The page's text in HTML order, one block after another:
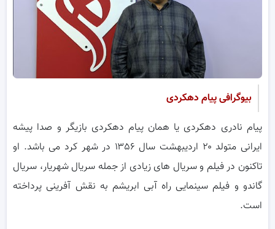
بیوگرافی پیام دهکردی
پیام نادری دهکردی یا همان پیام دهکردی بازیگر و صدا پیشه
ایرانی متولد ۲۰ اردیبهشت سال ۱۳۵۶ در شهر کرد می باشد. او
تاکنون در فیلم و سریال های زیادی از جمله سریال شهریار، سریال
گاندو و فیلم سینمایی راه آبی ابریشم به نقش آفرینی پرداخته
است.